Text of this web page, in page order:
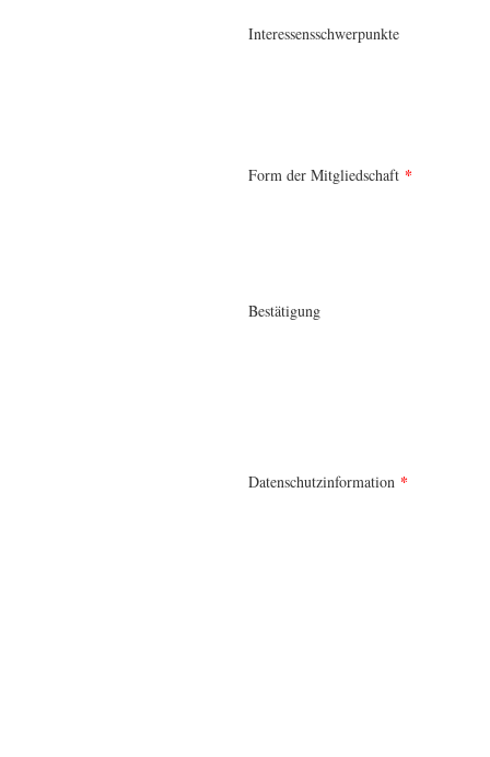
Interessensschwerpunkte
Form der Mitgliedschaft *
Bestätigung
Datenschutzinformation *